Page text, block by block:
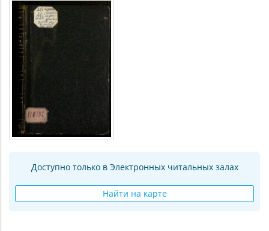
Доступно только в Электронных читальных залах
Найти на карте